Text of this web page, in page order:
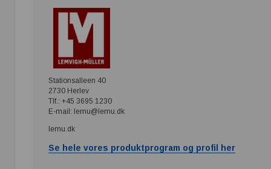
Stationsalleen 40
2730 Herlev
Tlf.: +45 3695 1230
E-mail: lemu@lemu.dk
lemu.dk
Se hele vores produktprogram og profil her